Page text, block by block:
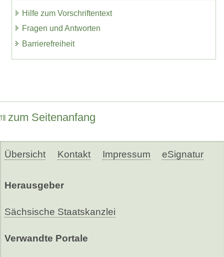
Hilfe zum Vorschriftentext
Fragen und Antworten
Barrierefreiheit
zum Seitenanfang
Übersicht Kontakt Impressum eSignatur
Herausgeber
Sächsische Staatskanzlei
Verwandte Portale